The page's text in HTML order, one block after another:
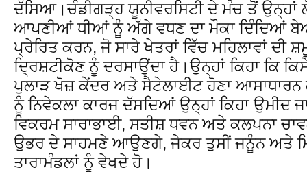
ਦੱਸਿਆ।ਚੰਡੀਗੜ੍ਹ ਯੂਨੀਵਰਸਿਟੀ ਦੇ ਮੰਚ ਤੋਂ ਉਨ੍ਹਾਂ
ਆਪਣੀਆਂ ਧੀਆਂ ਨੂੰ ਅੱਗੇ ਵਧਣ ਦਾ ਮੌਕਾ ਦਿੰਦਿਆਂ
ਪ੍ਰੇਰਿਤ ਕਰਨ, ਜੋ ਸਾਰੇ ਖੇਤਰਾਂ ਵਿੱਚ ਮਹਿਲਾਵਾਂ ਦੀ
ਦਿ੍ਰਸ਼ਟੀਕੋਣ ਨੂੰ ਦਰਸਾਉਂਦਾ ਹੈ।ਉਨ੍ਹਾਂ ਕਿਹਾ ਕਿ
ਪੁਲਾੜ ਖੋਜ਼ ਕੇਂਦਰ ਅਤੇ ਸੈਟੇਲਾਈਟ ਹੋਣਾ ਆਸਾਧਾਰਨ
ਨੂੰ ਨਿਵੇਕਲਾ ਕਾਰਜ ਦੱਸਦਿਆਂ ਉਨ੍ਹਾਂ ਕਿਹਾ ਉਮੀਦ
ਵਿਕਰਮ ਸਾਰਾਭਾਈ, ਸਤੀਸ਼ ਧਵਨ ਅਤੇ ਕਲਪਨਾ
ਉਭਰ ਦੇ ਸਾਹਮਣੇ ਆਉਣਗੇ, ਜੇਕਰ ਤੁਸੀਂ ਜਨੂੰਨ ਅਤੇ
ਤਾਰਾਮੰਡਲਾਂ ਨੂੰ ਵੇਖਦੇ ਹੋ।